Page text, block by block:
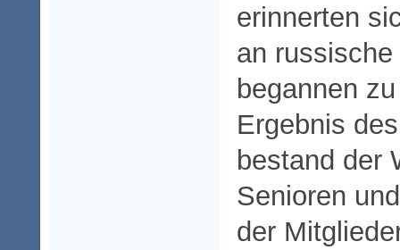
erinnerten
an
begannen
Ergebnis
bestand der
Senioren
der